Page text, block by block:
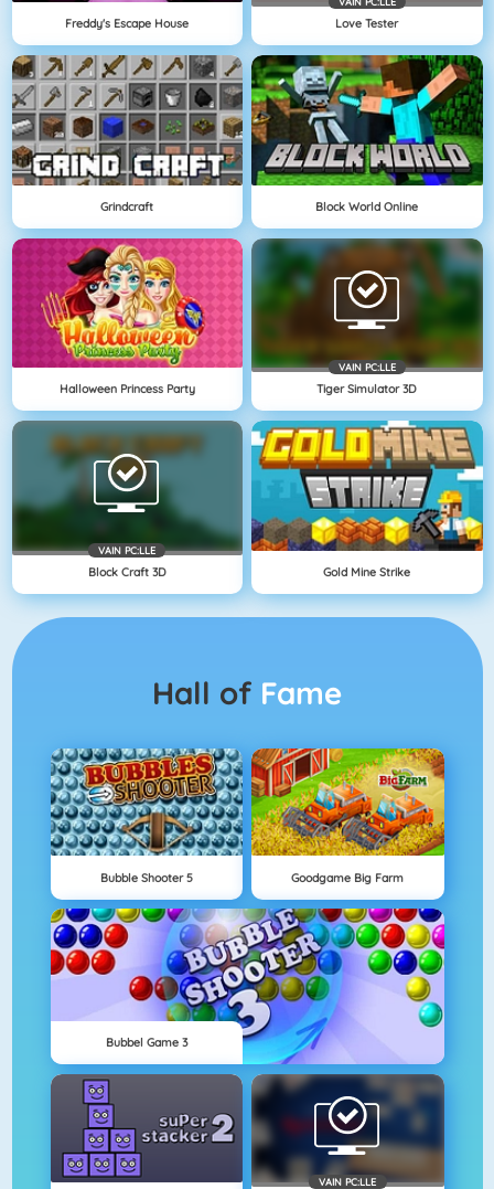
Freddy's Escape House Love Tester
Grindcraft Block World Online
Halloween Princess Party
VAIN PC:LLE
Tiger Simulator 3D
VAIN PC:LLE
Block Craft 3D Gold Mine Strike
Hall of Fame
Bubble Shooter 5 Goodgame Big Farm
Bubbel Game 3
VAIN PC:LLE